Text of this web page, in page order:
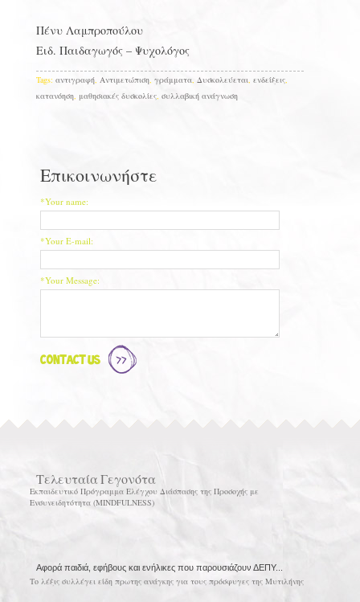
Πένυ Λαμπροπούλου
Ειδ. Παιδαγωγός – Ψυχολόγος
Tags: αντιγραφή, Αντιμετώπιση, γράμματα, Δυσκολεύεται, ενδείξεις,
κατανόηση, μαθησιακές δυσκολίες, συλλαβική ανάγνωση
Επικοινωνήστε
*Your name:
*Your E-mail:
*Your Message:
Contact Us
Τελευταία Γεγονότα
Εκπαιδευτικό Πρόγραμμα Ελέγχου Διάσπασης της Προσοχής με
Ενσυνειδητότητα (MINDFULNESS)
Αφορά παιδιά, εφήβους και ενήλικες που παρουσιάζουν ΔΕΠΥ...
Το λέξις συλλέγει είδη πρωτης ανάγκης για τους πρόσφυγες της Μυτιλήνης